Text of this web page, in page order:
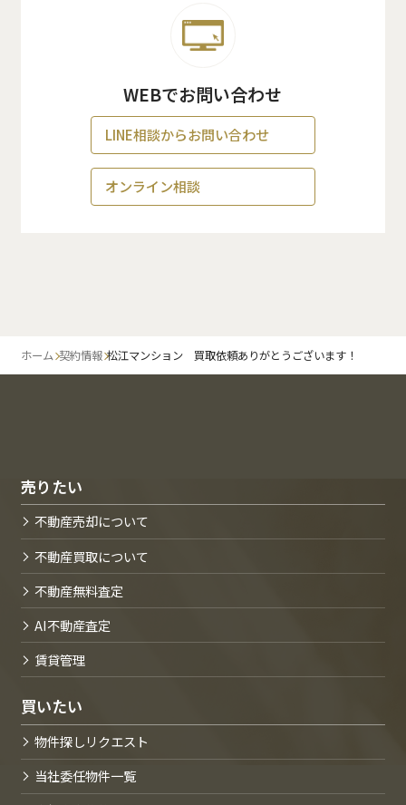
WEBでお問い合わせ
LINE相談からお問い合わせ
オンライン相談
ホーム 契約情報 松江マンション 買取依頼ありがとうございます！
売りたい
不動産売却について
不動産買取について
不動産無料査定
AI不動産査定
賃貸管理
買いたい
物件探しリクエスト
当社委任物件一覧